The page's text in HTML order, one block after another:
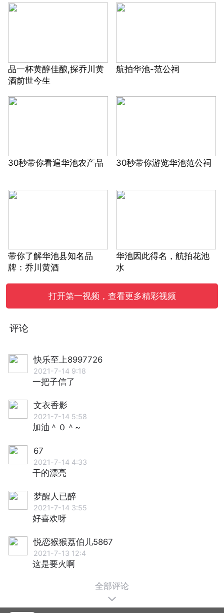
品一杯黄醇佳酿,探乔川黄
酒前世今生
航拍华池-范公祠
30秒带你看遍华池农产品 30秒带你游览华池范公祠
带你了解华池县知名品
牌：乔川黄酒
华池因此得名，航拍花池
水
打开第一视频，查看更多精彩视频
评论
快乐至上8997726
2021-7-14 9:18
一把子信了
文衣香影
2021-7-14 5:58
加油＾０＾~
67
2021-7-14 4:33
干的漂亮
梦醒人已醉
2021-7-14 3:55
好喜欢呀
悦恋猴猴荔伯儿5867
2021-7-13 12:4
这是要火啊
全部评论